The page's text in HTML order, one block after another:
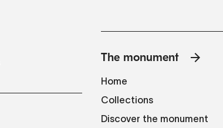
The monument
Home
Collections
Discover the monument